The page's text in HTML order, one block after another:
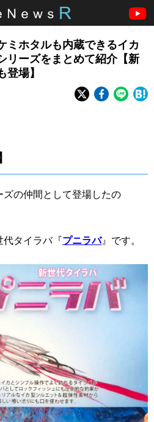
ミホタルも内蔵できるイカ
リーズをまとめて紹介【新
場】
の仲間として登場したの
代タイラバ『プニラバ』です。